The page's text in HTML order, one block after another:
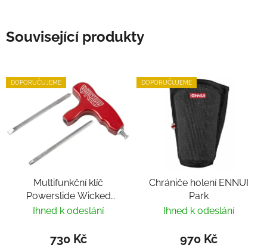
Související produkty
DOPORUČUJEME
Multifunkční klíč
Powerslide Wicked
Hardcore Tool
Ihned k odeslání
730 Kč
DOPORUČUJEME
Chrániče holení ENNUI
Park
Ihned k odeslání
970 Kč